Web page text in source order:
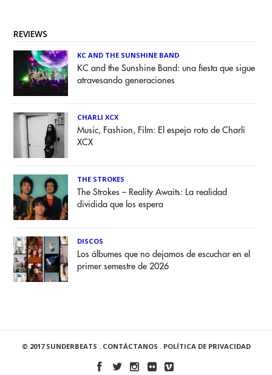
REVIEWS
KC AND THE SUNSHINE BAND
KC and the Sunshine Band: una fiesta que sigue
atravesando generaciones
CHARLI XCX
Music, Fashion, Film: El espejo roto de Charli
XCX
THE STROKES
The Strokes – Reality Awaits: La realidad
dividida que los espera
DISCOS
Los álbumes que no dejamos de escuchar en el
primer semestre de 2026
© 2017 SUNDERBEATS . CONTÁCTANOS . POLÍTICA DE PRIVACIDAD